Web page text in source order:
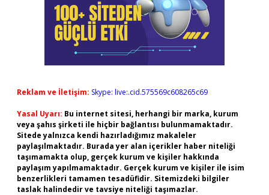
Reklam ve İletişim: Skype: live:.cid.575569c608265c69
Yasal Uyarı: Bu internet sitesi, herhangi bir marka, kurum
veya şahıs şirketi ile hiçbir bağlantısı bulunmamaktadır.
Sitede yalnızca kendi hazırladığımız makaleler
paylaşılmaktadır. Burada yer alan içerikler haber niteliği
taşımamakta olup, gerçek kurum ve kişiler hakkında
paylaşım yapılmamaktadır. Gerçek kurum ve kişiler ile isim
benzerlikleri tamamen tesadüfidir. Sitemizdeki bilgiler
taslak halindedir ve tavsiye niteliği taşımazlar.